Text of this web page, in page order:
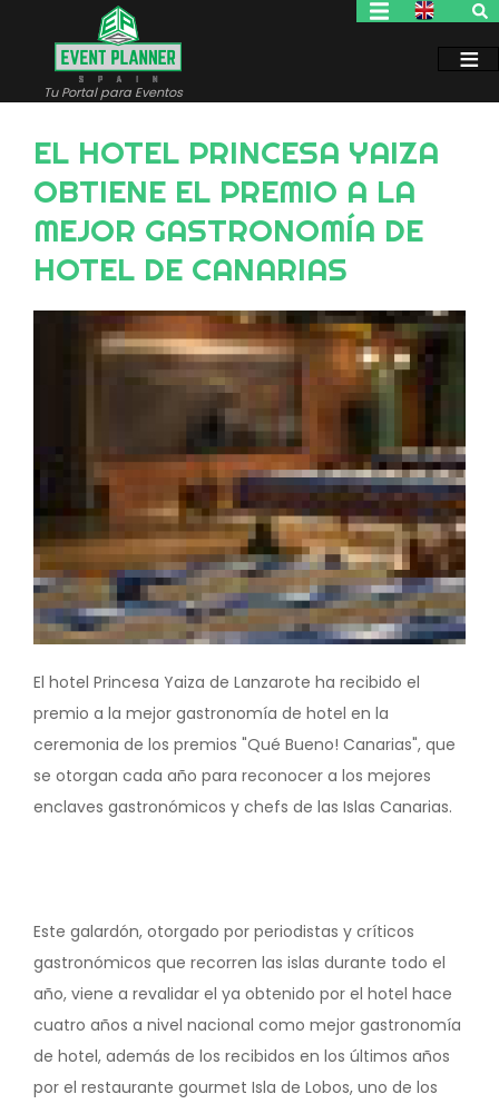
contenido
Tu Portal para Eventos
EL HOTEL PRINCESA YAIZA
OBTIENE EL PREMIO A LA
MEJOR GASTRONOMÍA DE
HOTEL DE CANARIAS
El hotel Princesa Yaiza de Lanzarote ha recibido el
premio a la mejor gastronomía de hotel en la
ceremonia de los premios "Qué Bueno! Canarias", que
se otorgan cada año para reconocer a los mejores
enclaves gastronómicos y chefs de las Islas Canarias.
Este galardón, otorgado por periodistas y críticos
gastronómicos que recorren las islas durante todo el
año, viene a revalidar el ya obtenido por el hotel hace
cuatro años a nivel nacional como mejor gastronomía
de hotel, además de los recibidos en los últimos años
por el restaurante gourmet Isla de Lobos, uno de los